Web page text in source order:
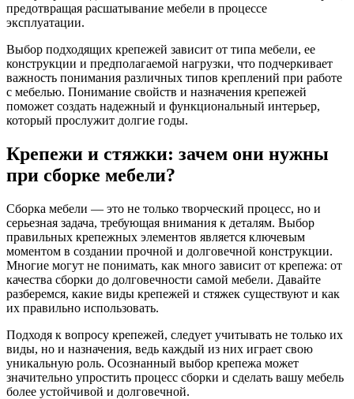
предотвращая расшатывание мебели в процессе
эксплуатации.
Выбор подходящих крепежей зависит от типа мебели, ее
конструкции и предполагаемой нагрузки, что подчеркивает
важность понимания различных типов креплений при работе
с мебелью. Понимание свойств и назначения крепежей
поможет создать надежный и функциональный интерьер,
который прослужит долгие годы.
Крепежи и стяжки: зачем они нужны
при сборке мебели?
Сборка мебели — это не только творческий процесс, но и
серьезная задача, требующая внимания к деталям. Выбор
правильных крепежных элементов является ключевым
моментом в создании прочной и долговечной конструкции.
Многие могут не понимать, как много зависит от крепежа: от
качества сборки до долговечности самой мебели. Давайте
разберемся, какие виды крепежей и стяжек существуют и как
их правильно использовать.
Подходя к вопросу крепежей, следует учитывать не только их
виды, но и назначения, ведь каждый из них играет свою
уникальную роль. Осознанный выбор крепежа может
значительно упростить процесс сборки и сделать вашу мебель
более устойчивой и долговечной.